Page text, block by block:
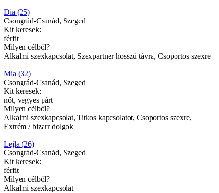
Dia (25)
Csongrád-Csanád, Szeged
Kit keresek:
férfit
Milyen célból?
Alkalmi szexkapcsolat, Szexpartner hosszú távra, Csoportos szexre
Mia (32)
Csongrád-Csanád, Szeged
Kit keresek:
nőt, vegyes párt
Milyen célból?
Alkalmi szexkapcsolat, Titkos kapcsolatot, Csoportos szexre,
Extrém / bizarr dolgok
Lejla (26)
Csongrád-Csanád, Szeged
Kit keresek:
férfit
Milyen célból?
Alkalmi szexkapcsolat